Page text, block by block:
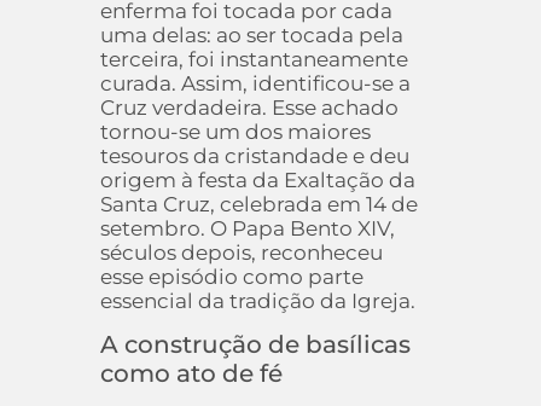
enferma foi tocada por cada
uma delas: ao ser tocada pela
terceira, foi instantaneamente
curada. Assim, identificou-se a
Cruz verdadeira. Esse achado
tornou-se um dos maiores
tesouros da cristandade e deu
origem à festa da Exaltação da
Santa Cruz, celebrada em 14 de
setembro. O Papa Bento XIV,
séculos depois, reconheceu
esse episódio como parte
essencial da tradição da Igreja.
A construção de basílicas
como ato de fé